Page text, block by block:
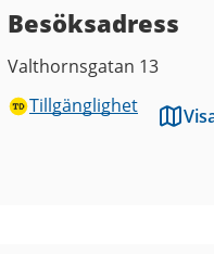
Besöksadress
Valthornsgatan 13
Tillgänglighet